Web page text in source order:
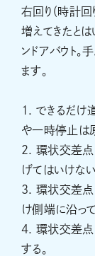
右回り（時計回
増えてきたと
ンドアバウト。
ます。
1. できるだけ
や一時停止は
2. 環状交差点
げてはいけない
3. 環状交差点
け側端に沿っ
4. 環状交差点
する。